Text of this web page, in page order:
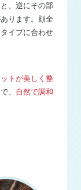
、逆にその部
ります。顔全
イプに合わせ
トが美しく整
、 自然で調和